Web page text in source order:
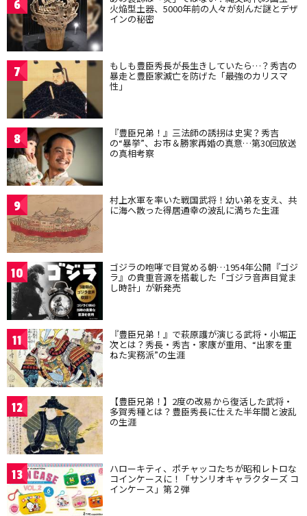
6 火焔型土器、5000年前の人々が刻んだ謎とデザ
インの秘密
7 もしも豊臣秀長が長生きしていたら…？秀吉の
暴走と豊臣家滅亡を防げた「最強のカリスマ
性」
8 『豊臣兄弟！』三法師の誘拐は史実？秀吉
の“暴挙”、お市＆勝家再婚の真意…第30回放送
の真相考察
9 村上水軍を率いた戦国武将！幼い弟を支え、共
に海へ散った得居通幸の波乱に満ちた生涯
10 ゴジラの咆哮で目覚める朝…1954年公開『ゴジ
ラ』の貴重音源を搭載した「ゴジラ音声目覚ま
し時計」が新発売
11 『豊臣兄弟！』で萩原護が演じる武将・小堀正
次とは？秀長・秀吉・家康が重用、“出家を重
ねた実務派”の生涯
12 【豊臣兄弟！】2度の改易から復活した武将・
多賀秀種とは？豊臣秀長に仕えた半年間と波乱
の生涯
13 ハローキティ、ポチャッコたちが昭和レトロな
コインケースに！「サンリオキャラクターズ コ
インケース」第２弾